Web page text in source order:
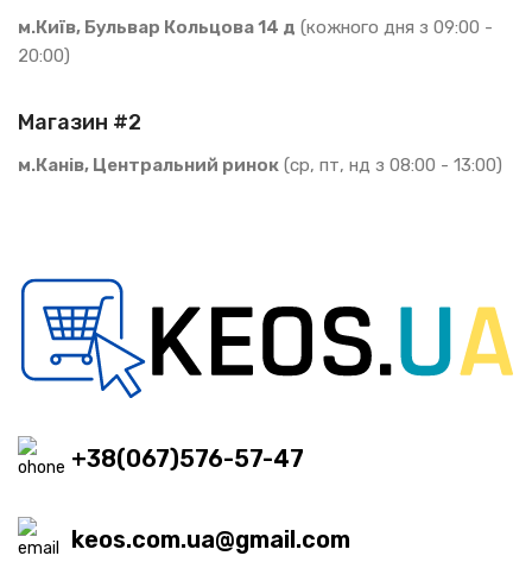
м.Київ, Бульвар Кольцова 14 д (кожного дня з 09:00 -
20:00)
Магазин #2
м.Канів, Центральний ринок (ср, пт, нд з 08:00 - 13:00)
+38(067)576-57-47
keos.com.ua@gmail.com